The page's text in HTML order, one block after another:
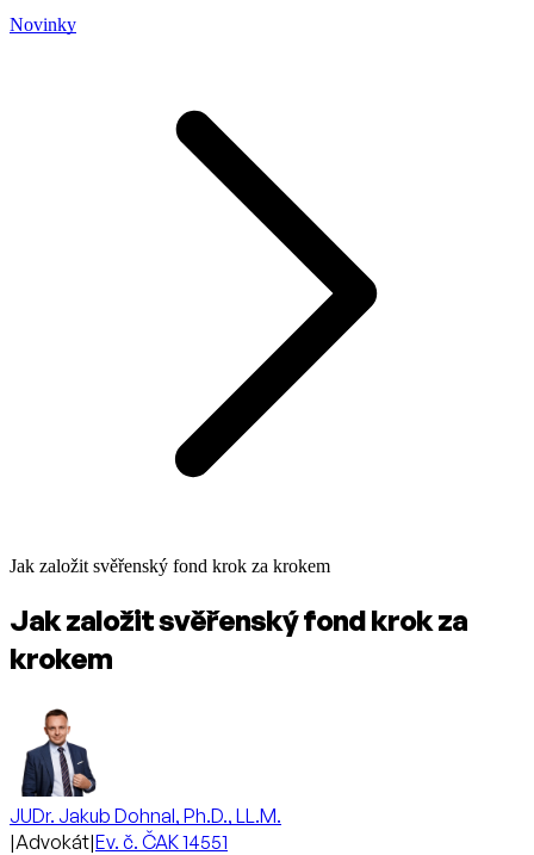
Novinky
Jak založit svěřenský fond krok za krokem
Jak založit svěřenský fond krok za
krokem
JUDr. Jakub Dohnal, Ph.D., LL.M.
|Advokát|Ev. č. ČAK 14551